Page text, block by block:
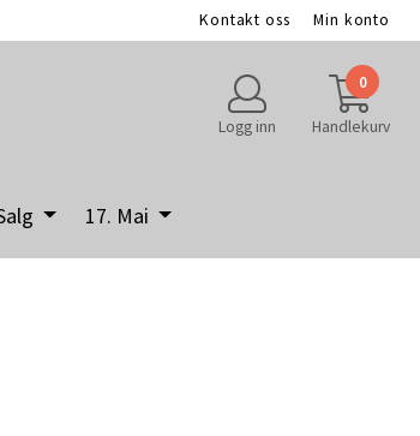
Kontakt oss Min konto
Logg inn
0
Handlekurv
17. Mai